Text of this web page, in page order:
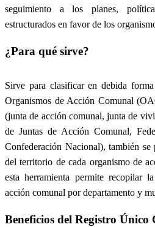
seguimiento a los planes,
estructurados en favor de los
¿Para qué sirve?
Sirve para clasificar en debida
Organismos de Acción Comunal
(junta de acción comunal, junta de
de Juntas de Acción Comunal,
Confederación Nacional), también
del territorio de cada organismo de
esta herramienta permite recopilar
acción comunal por departamento y
Beneficios del Registro